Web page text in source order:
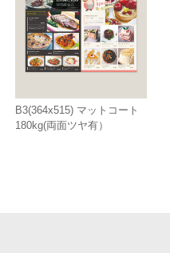
B3(364x515) マットコート
180kg(両面ツヤ有）